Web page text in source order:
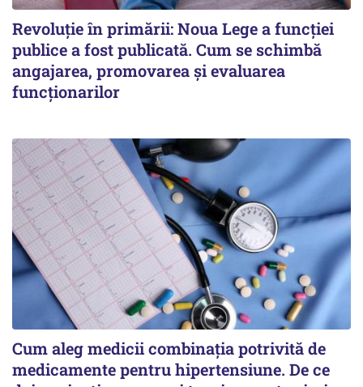
Revoluție în primării: Noua Lege a funcției
publice a fost publicată. Cum se schimbă
angajarea, promovarea și evaluarea
funcționarilor
Cum aleg medicii combinația potrivită de
medicamente pentru hipertensiune. De ce